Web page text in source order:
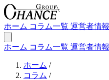
ホーム コラム一覧 運営者情報
ホーム コラム一覧 運営者情報
ホーム /
コラム /